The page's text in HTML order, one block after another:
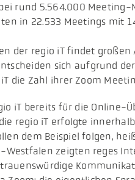
rund 5.564.000
in 22.533 Meetings mit
der regio iT findet großen
sich aufgrund
die Zahl ihrer Zoom
iT bereits für die
regio iT erfolgte
dem Beispiel folgen,
zeigten reges